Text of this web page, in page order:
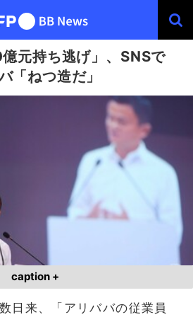
元持ち逃げ」、SNSで
「ねつ造だ」
caption +
日来、「アリババの従業員